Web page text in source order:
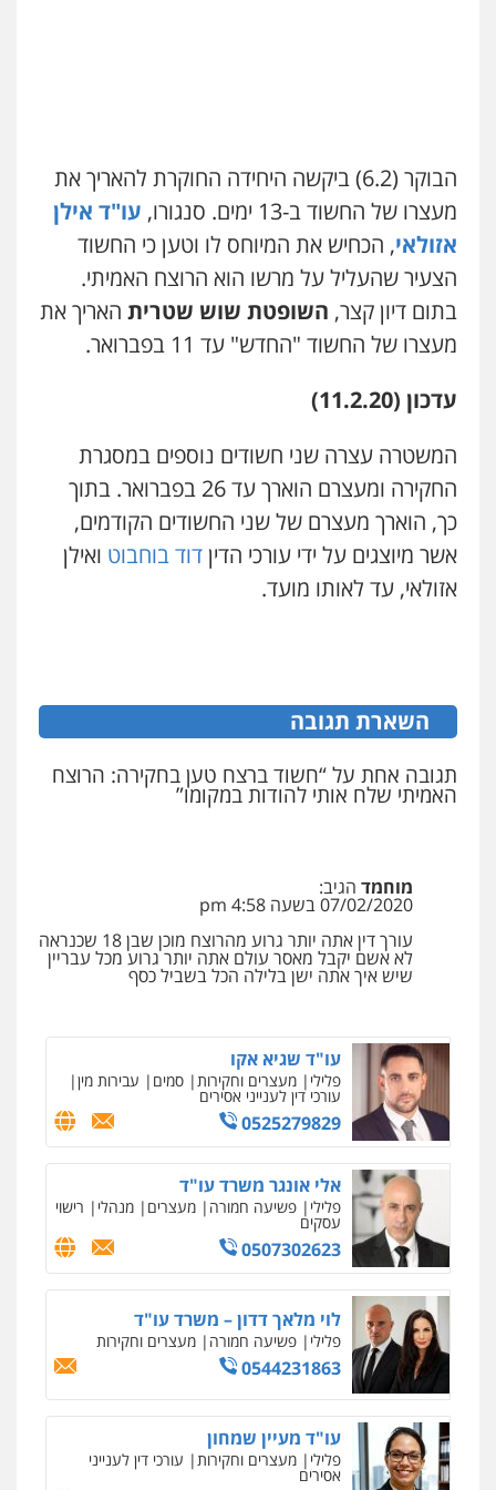
0507206063
עו"ד זוהר ארבל
פלילי פשיעה חמורה מעצרים וחקירות
קטינים
0538788878
פלילי
חמורה
0526885006
הבוקר (6.2) ביקשה היחידה החוקרת להאריך את
מעצרו של החשוד ב-13 ימים. סנגורו,
עו"ד אילן
אזולאי, הכחיש את המיוחס לו וטען כי החשוד
הצעיר שהעליל על מרשו הוא הרוצח האמיתי.
בתום דיון קצר, השופטת שוש שטרית האריך את
מעצרו של החשוד "החדש" עד 11 בפברואר.
עדכון (11.2.20)
המשטרה עצרה שני חשודים נוספים במסגרת
החקירה ומעצרם הוארך עד 26 בפברואר. בתוך
כך, הוארך מעצרם של שני החשודים הקודמים,
אשר מיוצגים על ידי עורכי הדיןדוד בוחבוט ואילן
אזולאי, עד לאותו מועד.
השארת תגובה
תגובה אחת על “חשוד ברצח טען בחקירה: הרוצח
האמיתי שלח אותי להודות במקומו”
מוחמד הגיב:
07/02/2020 בשעה 4:58 pm
עורך דין אתה יותר גרוע מהרוצח מוכן שבן 18 שכנראה
לא אשם יקבל מאסר עולם אתה יותר גרוע מכל עבריין
שיש איך אתה ישן בלילה הכל בשביל כסף
עו"ד בועז קניג
פלילי משפחה כלכלי צבאי
מנשה, אלמוג – עורכי דין
פלילי עבירות תנועה צווארון לבן תעבורה
עורכי דין לענייני אסירים מעצרים וחקירות
פלילי פשיעה חמורה קטינים אלימות
סמים עבירות מין
0523647066
ויקי שמואל – משרד עו"ד
פלילי משפט פלילי
משפט פלילי
0545437431
עו"ד עלי סעדי
עו"ד תומר בנישתי
פלילי מעצרים וחקירות צווארון לבן פשיעה
חמורה
עו"ד שגיא אקו
פלילי מעצרים וחקירות סמים עבירות מין
עורכי דין לענייני אסירים
0525279829
אלי אונגר משרד עו"ד
פלילי פשיעה חמורה מעצרים מנהלי רישוי
עסקים
0507302623
לוי מלאך דדון – משרד עו"ד
פלילי פשיעה חמורה מעצרים וחקירות
0544231863
עו"ד מעיין שמחון
פלילי מעצרים וחקירות עורכי דין לענייני
אסירים
צילום עורכי דין שירותים מקצועיים לעורכי
דין
0504578527
רונן הלל – מוניטין
מחיקת כתבות מגוגל ודחיקת אזכורים
שליליים
שירותים מקצועיים לעורכי דין
0522508109
אחסון אתרים
מהירות הגנה גיבוי תמיכה שירותים
אסירים עבירות מין שירותים מקצועיים
לעורכי דין
0544500346